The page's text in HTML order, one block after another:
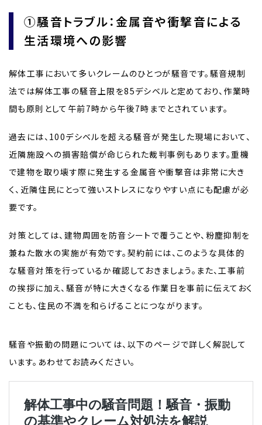
①騒音トラブル：金属音や衝撃音による
生活環境への影響
解体工事において多いクレームのひとつが騒音です。騒音規制
法では解体工事の騒音上限を85デシベルと定めており、作業時
間も原則として午前7時から午後7時までとされています。
過去には、100デシベルを超える騒音が発生した現場において、
近隣施設への損害賠償が命じられた裁判事例もあります。重機
で建物を取り壊す際に発生する金属音や衝撃音は非常に大き
く、近隣住民にとって強いストレスになりやすい点にも配慮が必
要です。
対策としては、建物周囲を防音シートで覆うことや、粉塵抑制を
兼ねた散水の実施が有効です。契約前には、このような具体的
な騒音対策を行っているか確認しておきましょう。また、工事前
の挨拶に加え、騒音が特に大きくなる作業日を事前に伝えておく
ことも、住民の不満を和らげることにつながります。
騒音や振動の問題については、以下のページで詳しく解説して
います。あわせてお読みください。